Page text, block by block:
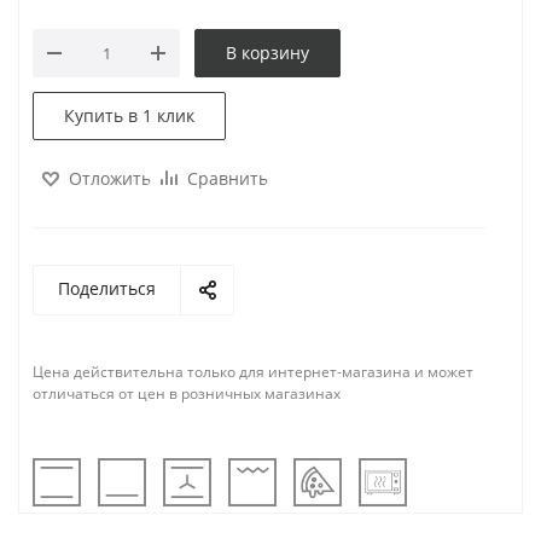
В корзину
Купить в 1 клик
Отложить Сравнить
Поделиться
Цена действительна только для интернет-магазина и может
отличаться от цен в розничных магазинах